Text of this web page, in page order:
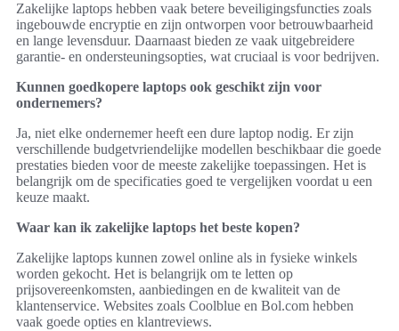
Zakelijke laptops hebben vaak betere beveiligingsfuncties zoals
ingebouwde encryptie en zijn ontworpen voor betrouwbaarheid
en lange levensduur. Daarnaast bieden ze vaak uitgebreidere
garantie- en ondersteuningsopties, wat cruciaal is voor bedrijven.
Kunnen goedkopere laptops ook geschikt zijn voor
ondernemers?
Ja, niet elke ondernemer heeft een dure laptop nodig. Er zijn
verschillende budgetvriendelijke modellen beschikbaar die goede
prestaties bieden voor de meeste zakelijke toepassingen. Het is
belangrijk om de specificaties goed te vergelijken voordat u een
keuze maakt.
Waar kan ik zakelijke laptops het beste kopen?
Zakelijke laptops kunnen zowel online als in fysieke winkels
worden gekocht. Het is belangrijk om te letten op
prijsovereenkomsten, aanbiedingen en de kwaliteit van de
klantenservice. Websites zoals Coolblue en Bol.com hebben
vaak goede opties en klantreviews.